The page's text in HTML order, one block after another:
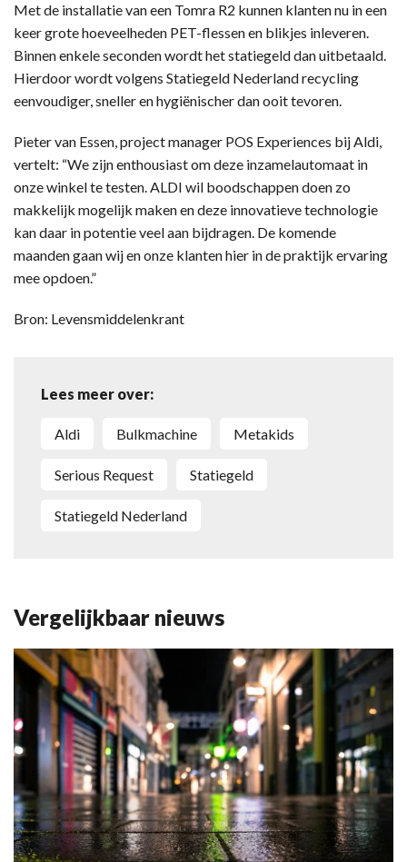
Met de installatie van een Tomra R2 kunnen klanten nu in een
keer grote hoeveelheden PET-flessen en blikjes inleveren.
Binnen enkele seconden wordt het statiegeld dan uitbetaald.
Hierdoor wordt volgens Statiegeld Nederland recycling
eenvoudiger, sneller en hygiënischer dan ooit tevoren.
Pieter van Essen, project manager POS Experiences bij Aldi,
vertelt: “We zijn enthousiast om deze inzamelautomaat in
onze winkel te testen. ALDI wil boodschappen doen zo
makkelijk mogelijk maken en deze innovatieve technologie
kan daar in potentie veel aan bijdragen. De komende
maanden gaan wij en onze klanten hier in de praktijk ervaring
mee opdoen.”
Bron: Levensmiddelenkrant
Lees meer over:
Aldi bulkmachine Metakids
Serious Request statiegeld
Statiegeld Nederland
Vergelijkbaar nieuws